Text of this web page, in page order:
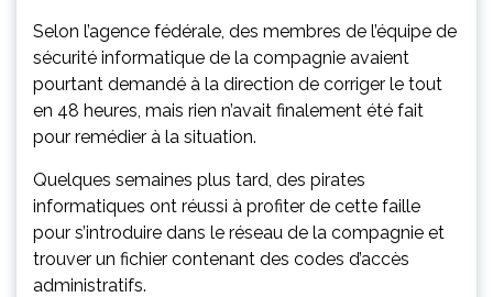
Selon l’agence fédérale, des membres de l’équipe de
sécurité informatique de la compagnie avaient
pourtant demandé à la direction de corriger le tout
en 48 heures, mais rien n’avait finalement été fait
pour remédier à la situation.
Quelques semaines plus tard, des pirates
informatiques ont réussi à profiter de cette faille
pour s’introduire dans le réseau de la compagnie et
trouver un fichier contenant des codes d’accès
administratifs.